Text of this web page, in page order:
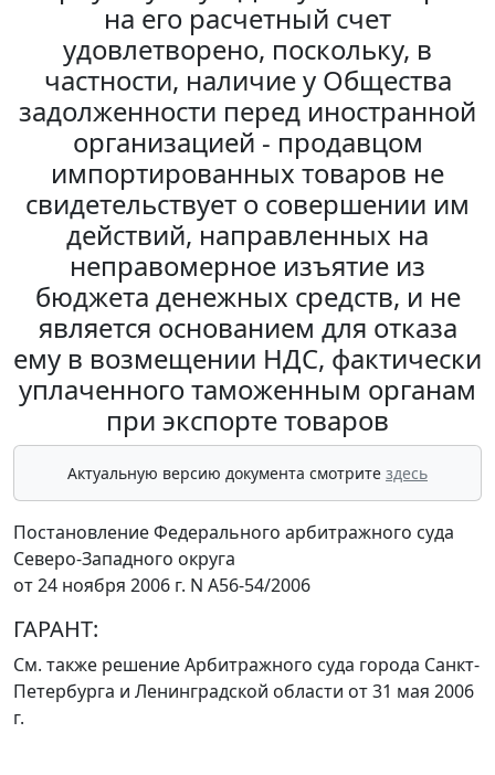
на его расчетный счет
удовлетворено, поскольку, в
частности, наличие у Общества
задолженности перед иностранной
организацией - продавцом
импортированных товаров не
свидетельствует о совершении им
действий, направленных на
неправомерное изъятие из
бюджета денежных средств, и не
является основанием для отказа
ему в возмещении НДС, фактически
уплаченного таможенным органам
при экспорте товаров
Актуальную версию документа смотрите здесь
Постановление Федерального арбитражного суда
Северо-Западного округа
от 24 ноября 2006 г. N А56-54/2006
ГАРАНТ:
См. также решение Арбитражного суда города Санкт-
Петербурга и Ленинградской области от 31 мая 2006
г.